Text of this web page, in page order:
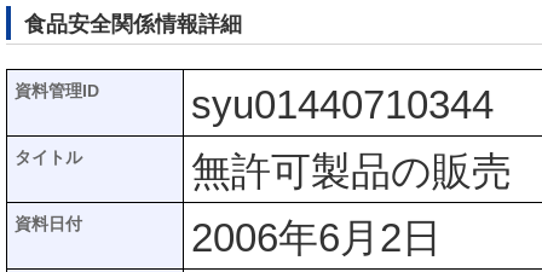
食品安全関係情報詳細
資料管理ID syu01440710344
タイトル 無許可製品の販売
資料日付 2006年6月2日